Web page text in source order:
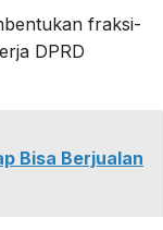
fraksi-
DPRD
Bisa Berjualan